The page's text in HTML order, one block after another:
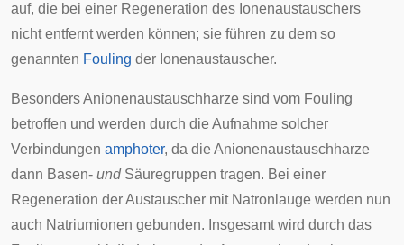
auf, die bei einer Regeneration des Ionenaustauschers
nicht entfernt werden können; sie führen zu dem so
genannten Fouling der Ionenaustauscher.
Besonders Anionenaustauschharze sind vom Fouling
betroffen und werden durch die Aufnahme solcher
Verbindungen amphoter, da die Anionenaustauschharze
dann Basen- undSäuregruppen tragen. Bei einer
Regeneration der Austauscher mit Natronlauge werden nun
auch Natriumionen gebunden. Insgesamt wird durch das